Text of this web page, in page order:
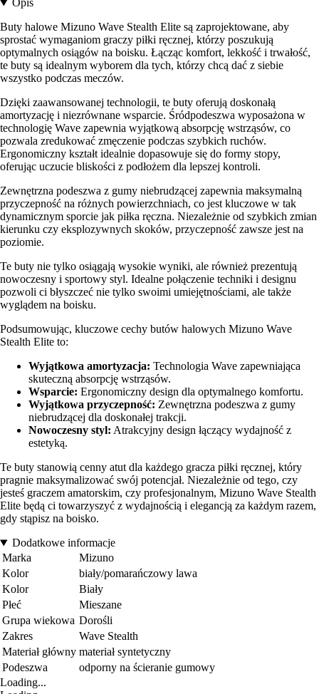
Opis
Buty halowe Mizuno Wave Stealth Elite są zaprojektowane, aby
sprostać wymaganiom graczy piłki ręcznej, którzy poszukują
optymalnych osiągów na boisku. Łącząc komfort, lekkość i trwałość,
te buty są idealnym wyborem dla tych, którzy chcą dać z siebie
wszystko podczas meczów.
Dzięki zaawansowanej technologii, te buty oferują doskonałą
amortyzację i niezrównane wsparcie. Śródpodeszwa wyposażona w
technologię Wave zapewnia wyjątkową absorpcję wstrząsów, co
pozwala zredukować zmęczenie podczas szybkich ruchów.
Ergonomiczny kształt idealnie dopasowuje się do formy stopy,
oferując uczucie bliskości z podłożem dla lepszej kontroli.
Zewnętrzna podeszwa z gumy niebrudzącej zapewnia maksymalną
przyczepność na różnych powierzchniach, co jest kluczowe w tak
dynamicznym sporcie jak piłka ręczna. Niezależnie od szybkich zmian
kierunku czy eksplozywnych skoków, przyczepność zawsze jest na
poziomie.
Te buty nie tylko osiągają wysokie wyniki, ale również prezentują
nowoczesny i sportowy styl. Idealne połączenie techniki i designu
pozwoli ci błyszczeć nie tylko swoimi umiejętnościami, ale także
wyglądem na boisku.
Podsumowując, kluczowe cechy butów halowych Mizuno Wave
Stealth Elite to:
Wyjątkowa amortyzacja: Technologia Wave zapewniająca
skuteczną absorpcję wstrząsów.
Wsparcie: Ergonomiczny design dla optymalnego komfortu.
Wyjątkowa przyczepność: Zewnętrzna podeszwa z gumy
niebrudzącej dla doskonałej trakcji.
Nowoczesny styl: Atrakcyjny design łączący wydajność z
estetyką.
Te buty stanowią cenny atut dla każdego gracza piłki ręcznej, który
pragnie maksymalizować swój potencjał. Niezależnie od tego, czy
jesteś graczem amatorskim, czy profesjonalnym, Mizuno Wave Stealth
Elite będą ci towarzyszyć z wydajnością i elegancją za każdym razem,
gdy stąpisz na boisko.
Dodatkowe informacje
Marka
Mizuno
Kolor
biały/pomarańczowy lawa
Kolor
Biały
Płeć
Mieszane
Grupa wiekowa Dorośli
Zakres
Wave Stealth
Materiał główny materiał syntetyczny
Podeszwa
odporny na ścieranie gumowy
Loading...